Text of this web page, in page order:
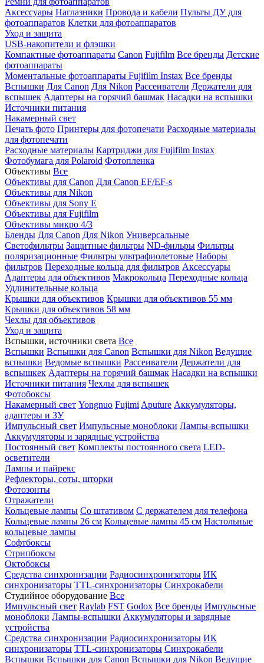
Аксессуары Наглазники Провода и кабели Пульты ДУ для
фотоаппаратов Клетки для фотоаппаратов
Уход и защита
USB-накопители и флэшки
Компактные фотоаппараты Canon Fujifilm Все бренды Детские
фотоаппараты
Моментальные фотоаппараты Fujifilm Instax Все бренды
Вспышки Для Canon Для Nikon Рассеиватели Держатели для
вспышек Адаптеры на горячий башмак Насадки на вспышки
Источники питания
Накамерный свет
Печать фото Принтеры для фотопечати Расходные материалы
для фотопечати
Расходные материалы Картриджи для Fujifilm Instax
Фотобумага для Polaroid Фотопленка
Объективы Все
Объективы для Canon Для Canon EF/EF-s
Объективы для Nikon
Объективы для Sony E
Объективы для Fujifilm
Объективы микро 4/3
Бленды Для Canon Для Nikon Универсальные
Светофильтры Защитные фильтры ND-фильры Фильтры
поляризационные Фильтры ультрафиолетовые Наборы
фильтров Переходные кольца для фильтров Аксессуары
Адаптеры для объективов Макрокольца Переходные кольца
Удлинительные кольца
Крышки для объективов Крышки для объективов 55 мм
Крышки для объективов 58 мм
Чехлы для объективов
Уход и защита
Вспышки, источники света Все
Вспышки Вспышки для Canon Вспышки для Nikon Ведущие
вспышки Ведомые вспышки Рассеиватели Держатели для
вспышкек Адаптеры на горячий башмак Насадки на вспышки
Источники питания Чехлы для вспышек
Фотобоксы
Накамерный свет Yongnuo Fujimi Aputure Аккумуляторы,
адаптеры и ЗУ
Импульсный свет Импульсные моноблоки Лампы-вспышки
Аккумуляторы и зарядные устройства
Постоянный свет Комплекты постоянного света LED-
осветители
Лампы и пайрекс
Рефлекторы, соты, шторки
Фотозонты
Отражатели
Кольцевые лампы Со штативом С держателем для телефона
Кольцевые лампы 26 см Кольцевые лампы 45 см Настольные
кольцевые лампы
Софтбоксы
Стрипбоксы
Октобоксы
Средства синхронизации Радиосинхронизаторы ИК
синхронизаторы TTL-синхронизаторы Синхрокабели
Студийное оборудование Все
Импульсный свет Raylab FST Godox Все бренды Импульсные
моноблоки Лампы-вспышки Аккумуляторы и зарядные
устройства
Средства синхронизации Радиосинхронизаторы ИК
синхронизаторы TTL-синхронизаторы Синхрокабели
Вспышки Вспышки для Canon Вспышки для Nikon Ведущие